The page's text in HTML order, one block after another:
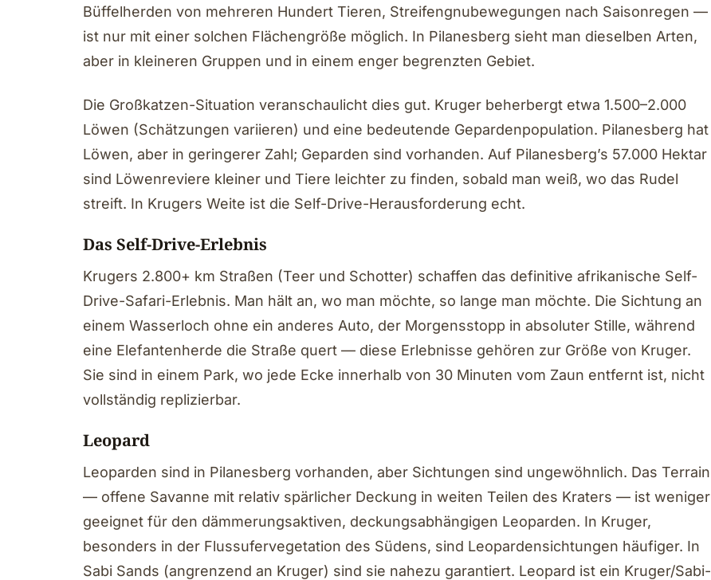
Büffelherden von mehreren Hundert Tieren, Streifengnubewegungen nach Saisonregen —
ist nur mit einer solchen Flächengröße möglich. In Pilanesberg sieht man dieselben Arten,
aber in kleineren Gruppen und in einem enger begrenzten Gebiet.
Die Großkatzen-Situation veranschaulicht dies gut. Kruger beherbergt etwa 1.500–2.000
Löwen (Schätzungen variieren) und eine bedeutende Gepardenpopulation. Pilanesberg hat
Löwen, aber in geringerer Zahl; Geparden sind vorhanden. Auf Pilanesberg’s 57.000 Hektar
sind Löwenreviere kleiner und Tiere leichter zu finden, sobald man weiß, wo das Rudel
streift. In Krugers Weite ist die Self-Drive-Herausforderung echt.
Das Self-Drive-Erlebnis
Krugers 2.800+ km Straßen (Teer und Schotter) schaffen das definitive afrikanische Self-
Drive-Safari-Erlebnis. Man hält an, wo man möchte, so lange man möchte. Die Sichtung an
einem Wasserloch ohne ein anderes Auto, der Morgensstopp in absoluter Stille, während
eine Elefantenherde die Straße quert — diese Erlebnisse gehören zur Größe von Kruger.
Sie sind in einem Park, wo jede Ecke innerhalb von 30 Minuten vom Zaun entfernt ist, nicht
vollständig replizierbar.
Leopard
Leoparden sind in Pilanesberg vorhanden, aber Sichtungen sind ungewöhnlich. Das Terrain
— offene Savanne mit relativ spärlicher Deckung in weiten Teilen des Kraters — ist weniger
geeignet für den dämmerungsaktiven, deckungsabhängigen Leoparden. In Kruger,
besonders in der Flussufervegetation des Südens, sind Leopardensichtungen häufiger. In
Sabi Sands (angrenzend an Kruger) sind sie nahezu garantiert. Leopard ist ein Kruger/Sabi-